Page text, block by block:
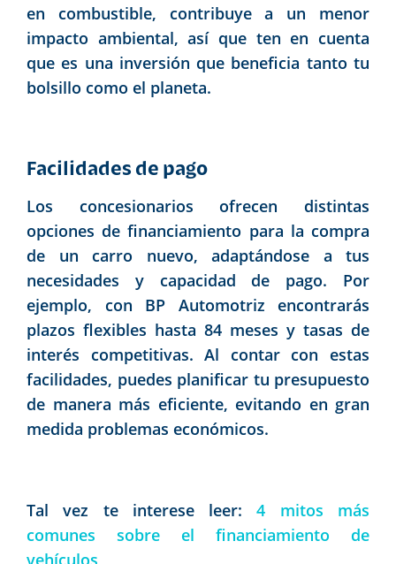
en combustible, contribuye a un menor
impacto ambiental, así que ten en cuenta
que es una inversión que beneficia tanto tu
bolsillo como el planeta.
Facilidades de pago
Los concesionarios ofrecen distintas
opciones de financiamiento para la compra
de un carro nuevo, adaptándose a tus
necesidades y capacidad de pago. Por
ejemplo, con BP Automotriz encontrarás
plazos flexibles hasta 84 meses y tasas de
interés competitivas. Al contar con estas
facilidades, puedes planificar tu presupuesto
de manera más eficiente, evitando en gran
medida problemas económicos.
Tal vez te interese leer:4 mitos más
comunes sobre el financiamiento de
vehículos